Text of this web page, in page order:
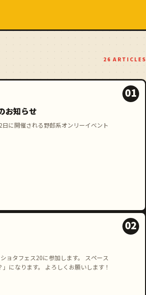
26 ARTICLES
01
お知らせ
に開催される野郎系オンリーイベント
02
ョタフェス20に参加します。 スペース
になります。 よろしくお願いします！